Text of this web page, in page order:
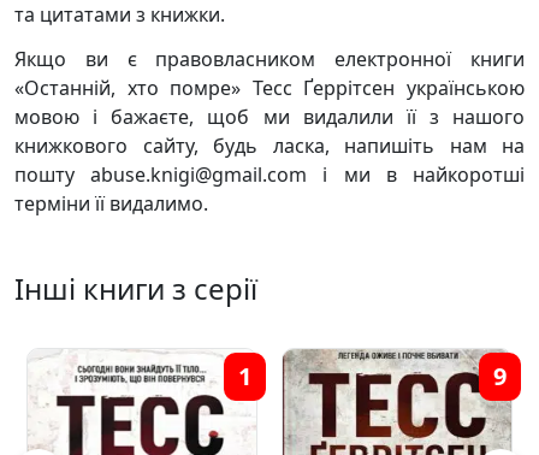
та цитатами з книжки.
Якщо ви є правовласником електронної книги
«Останній, хто помре» Тесс Ґеррітсен українською
мовою і бажаєте, щоб ми видалили її з нашого
книжкового сайту, будь ласка, напишіть нам на
пошту abuse.knigi@gmail.com і ми в найкоротші
терміни її видалимо.
Інші книги з серії
1 9